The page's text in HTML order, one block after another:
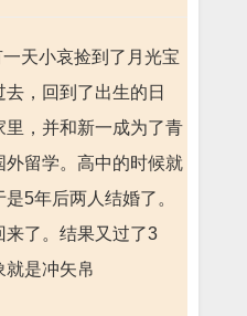
天小哀捡到了月光宝
，回到了出生的日
，并和新一成为了青
留学。高中的时候就
5年后两人结婚了。
来了。结果又过了3
就是冲矢帛